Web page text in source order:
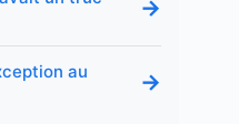
→
au
→